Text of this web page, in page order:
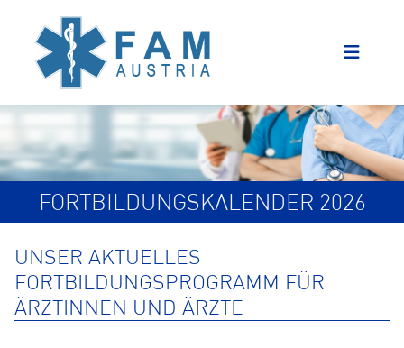
FORTBILDUNGSKALENDER 2026
UNSER AKTUELLES
FORTBILDUNGSPROGRAMM FÜR
ÄRZTINNEN UND ÄRZTE